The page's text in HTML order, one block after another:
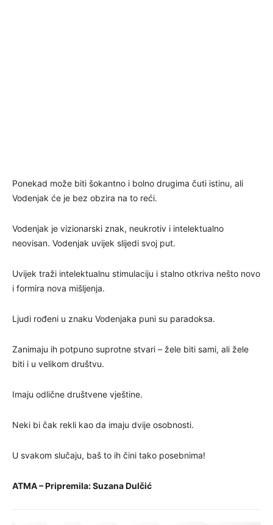
Ponekad može biti šokantno i bolno drugima čuti istinu, ali
Vodenjak će je bez obzira na to reći.
Vodenjak je vizionarski znak, neukrotiv i intelektualno
neovisan. Vodenjak uvijek slijedi svoj put.
Uvijek traži intelektualnu stimulaciju i stalno otkriva nešto novo
i formira nova mišljenja.
Ljudi rođeni u znaku Vodenjaka puni su paradoksa.
Zanimaju ih potpuno suprotne stvari – žele biti sami, ali žele
biti i u velikom društvu.
Imaju odlične društvene vještine.
Neki bi čak rekli kao da imaju dvije osobnosti.
U svakom slučaju, baš to ih čini tako posebnima!
ATMA – Pripremila: Suzana Dulčić